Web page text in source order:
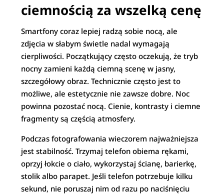
ciemnością za wszelką cenę
Smartfony coraz lepiej radzą sobie nocą, ale
zdjęcia w słabym świetle nadal wymagają
cierpliwości. Początkujący często oczekują, że tryb
nocny zamieni każdą ciemną scenę w jasny,
szczegółowy obraz. Technicznie często jest to
możliwe, ale estetycznie nie zawsze dobre. Noc
powinna pozostać nocą. Cienie, kontrasty i ciemne
fragmenty są częścią atmosfery.
Podczas fotografowania wieczorem najważniejsza
jest stabilność. Trzymaj telefon obiema rękami,
oprzyj łokcie o ciało, wykorzystaj ścianę, barierkę,
stolik albo parapet. Jeśli telefon potrzebuje kilku
sekund, nie poruszaj nim od razu po naciśnięciu